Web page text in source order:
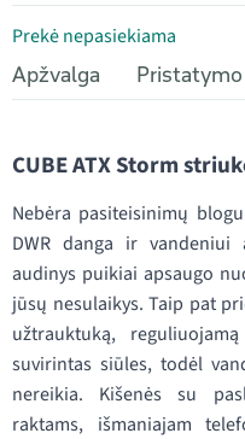
Prekė nepasiekiama
Apžvalga
CUBE ATX Storm
Nebėra pasiteisinimų
DWR danga ir vandeniui
audinys puikiai apsaugo
jūsų nesulaikys. Taip pat
užtrauktuką,
suvirintas siūles, todėl
nereikia. Kišenės su
raktams, išmaniajam